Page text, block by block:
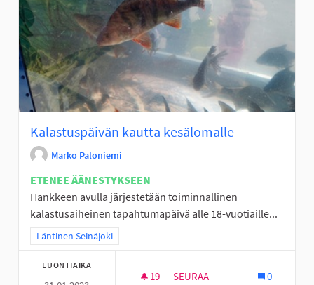
Kalastuspäivän kautta kesälomalle
Marko Paloniemi
ETENEE ÄÄNESTYKSEEN
Hankkeen avulla järjestetään toiminnallinen
kalastusaiheinen tapahtumapäivä alle 18-vuotiaille...
Rajaa tulokset teeman mukaan: Läntinen Seinäjoki
Läntinen Seinäjoki
LUONTIAIKA
19 19 SEURAAJAA
SEURAA 0